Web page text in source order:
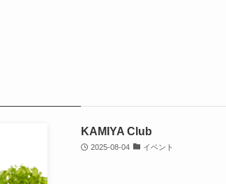
KAMIYA Club
2025-08-04 イベント